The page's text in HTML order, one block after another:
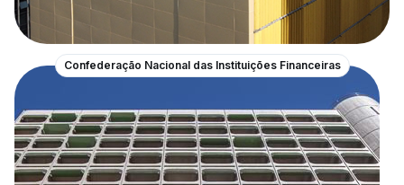
Confederação Nacional das Instituições Financeiras